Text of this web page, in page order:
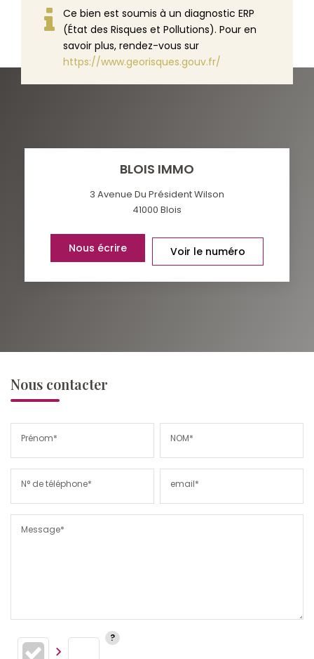
Ce bien est soumis à un diagnostic ERP
(État des Risques et Pollutions). Pour en
savoir plus, rendez-vous sur
https://www.georisques.gouv.fr/
BLOIS IMMO
3 Avenue Du Président Wilson
41000 Blois
Nous écrire Voir le numéro
Nous contacter
Prénom* NOM*
N° de téléphone* email*
Message*